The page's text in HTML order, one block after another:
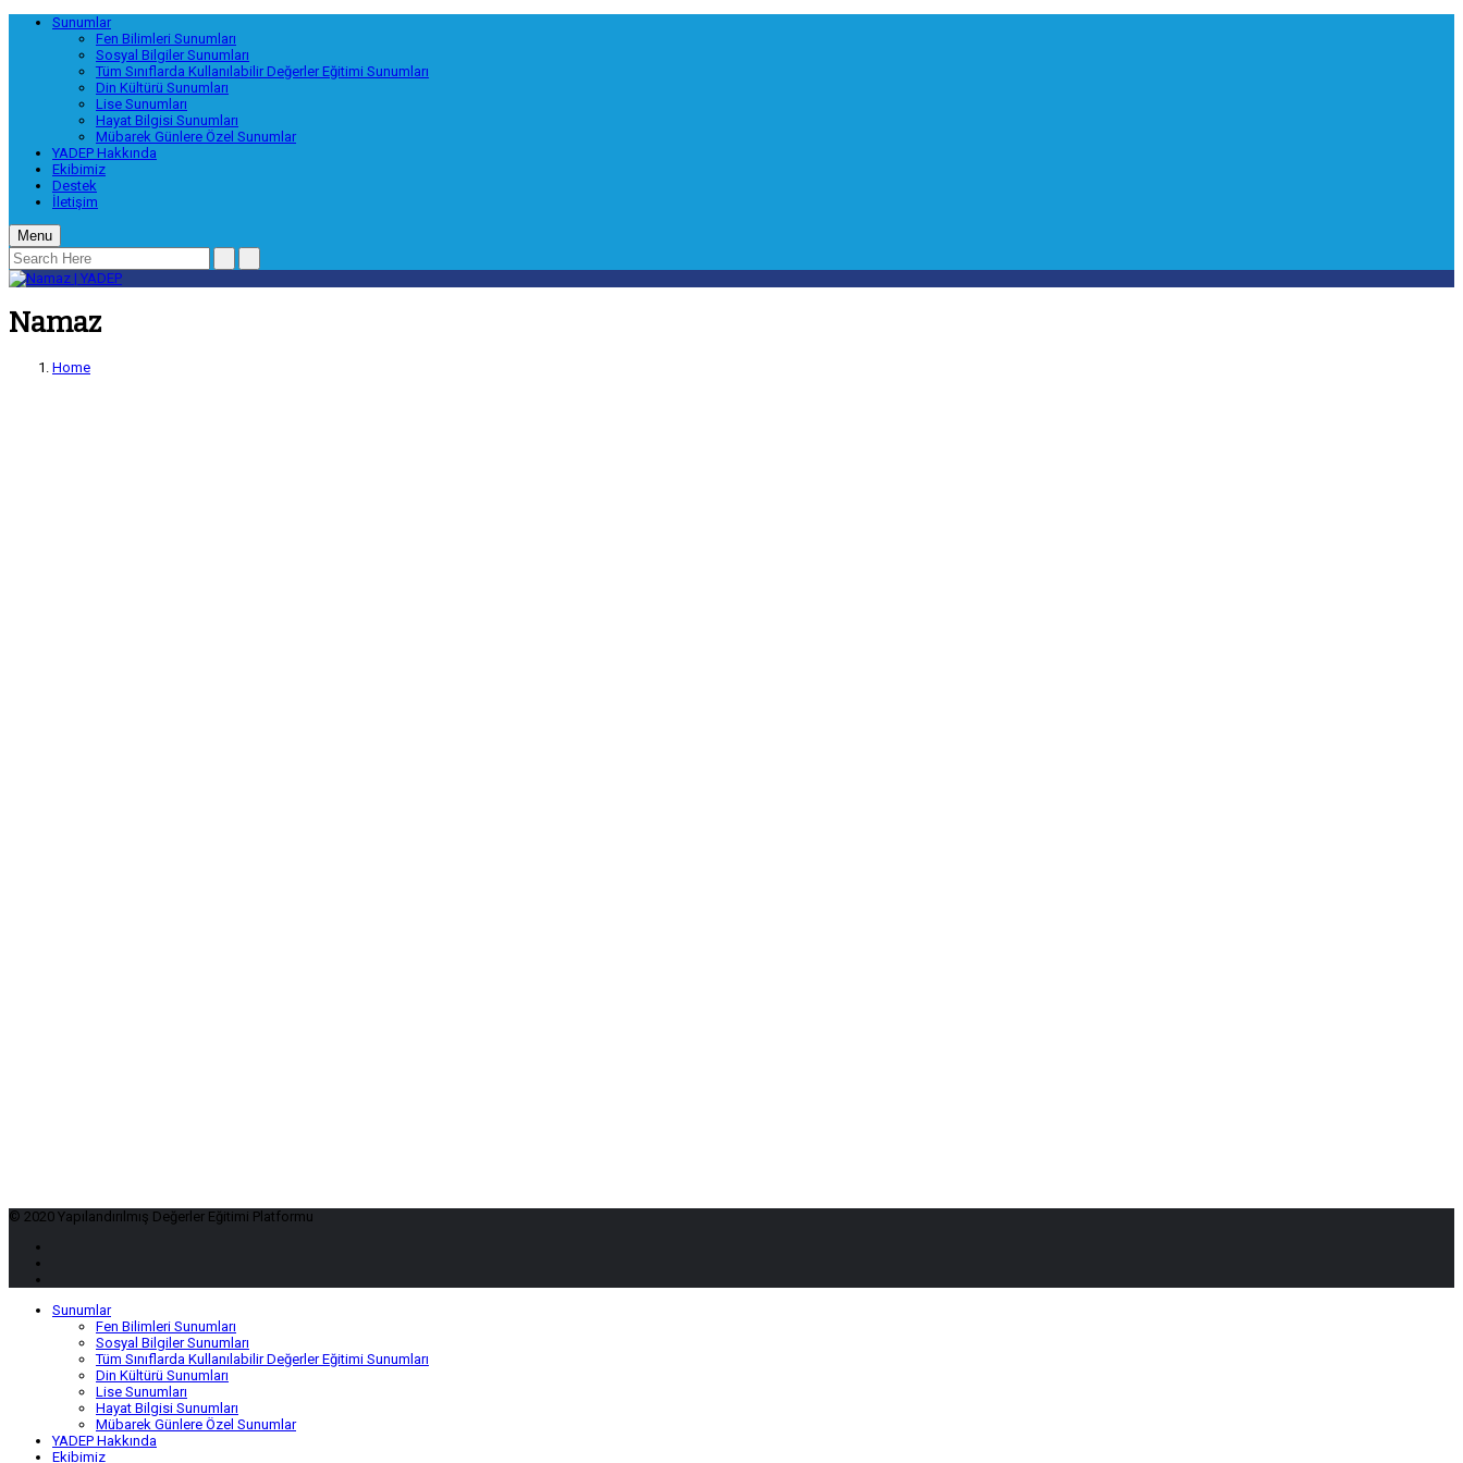
Sunumlar
Fen Bilimleri Sunumları
Sosyal Bilgiler Sunumları
Tüm Sınıflarda Kullanılabilir Değerler Eğitimi Sunumları
Din Kültürü Sunumları
Lise Sunumları
Hayat Bilgisi Sunumları
Mübarek Günlere Özel Sunumlar
YADEP Hakkında
Ekibimiz
Destek
İletişim
Menu
Namaz
Home
© 2020 Yapılandırılmış Değerler Eğitimi Platformu
Sunumlar
Fen Bilimleri Sunumları
Sosyal Bilgiler Sunumları
Tüm Sınıflarda Kullanılabilir Değerler Eğitimi Sunumları
Din Kültürü Sunumları
Lise Sunumları
Hayat Bilgisi Sunumları
Mübarek Günlere Özel Sunumlar
YADEP Hakkında
Ekibimiz